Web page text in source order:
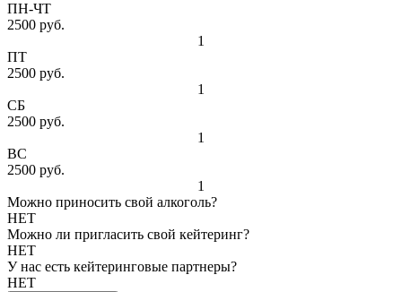
ПН-ЧТ
2500 руб.
1
ПТ
2500 руб.
1
СБ
2500 руб.
1
ВС
2500 руб.
1
Можно приносить свой алкоголь?
НЕТ
Можно ли пригласить свой кейтеринг?
НЕТ
У нас есть кейтеринговые партнеры?
НЕТ